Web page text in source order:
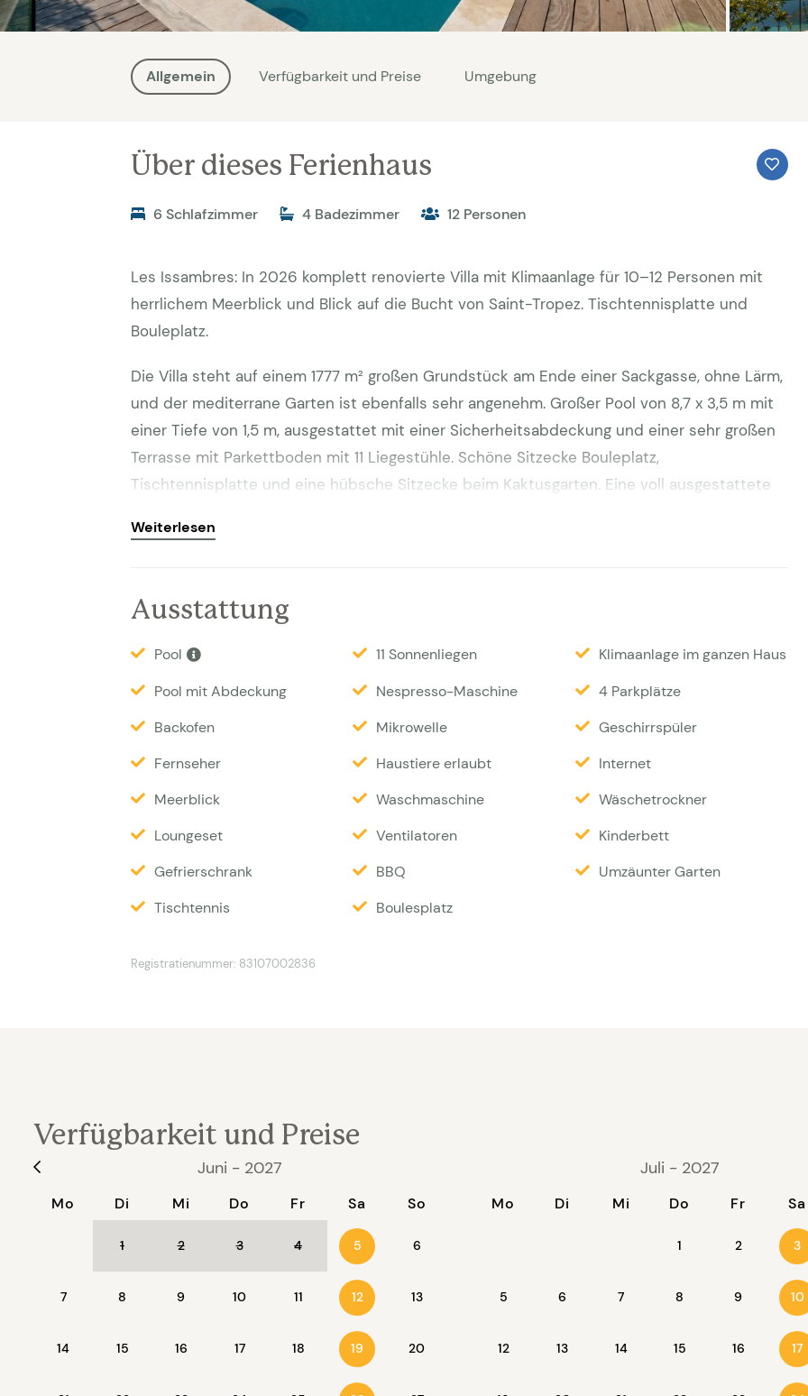
Allgemein Verfügbarkeit und Preise Umgebung
Über dieses Ferienhaus
6 Schlafzimmer 4 Badezimmer 12 Personen
Les Issambres: In 2026 komplett renovierte Villa mit Klimaanlage für 10–12 Personen mit
herrlichem Meerblick und Blick auf die Bucht von Saint-Tropez. Tischtennisplatte und
Bouleplatz.
Die Villa steht auf einem 1777 m² großen Grundstück am Ende einer Sackgasse, ohne Lärm,
und der mediterrane Garten ist ebenfalls sehr angenehm. Großer Pool von 8,7 x 3,5 m mit
einer Tiefe von 1,5 m, ausgestattet mit einer Sicherheitsabdeckung und einer sehr großen
Terrasse mit Parkettboden mit 11 Liegestühle. Schöne Sitzecke Bouleplatz,
Tischtennisplatte und eine hübsche Sitzecke beim Kaktusgarten. Eine voll ausgestattete
und Gasgrill. Es gibt Parkplätze für 4 Autos auf dem Grundstück.
Wunderschöner Meerblick vom Wohnzimmer aus. Die Küche ist mit allen notwendigen
Annehmlichkeiten ausgestattet. Das Haus verfügt über 6 Schlafzimmer: Schlafzimmer 1 mit
einem 180 cm breiten Bett mit eigenem Badezimmer, Schlafzimmer 2 und 3 mit einem 160
Schlafsaal bezeichnet, mit 4 Betten à 80 cm, Schlafzimmer 6 mit einem 140 cm breiten
Bett. Es gibt 3 weitere Badezimmer, die sich die anderen 5 Schlafzimmer teilen. Gesichert
mit Alarmanlage. Klimaanlage.
Besonderheiten
: Bettwäschepaket 30 Euro pro Person. Endreinigung: 270 Euro. Kleine
Haustiere sind auf Anfrage (80 Euro pro Woche). Kaution: 1000 Euro.
Weiterlesen
Ausstattung
Pool 11 Sonnenliegen
Klimaanlage im ganzen Haus
Pool mit Abdeckung
Nespresso-Maschine
4 Parkplätze
Backofen
Mikrowelle
Geschirrspüler
Fernseher
Haustiere erlaubt
Internet
Meerblick
Waschmaschine
Wäschetrockner
Loungeset
Ventilatoren
Kinderbett
Gefrierschrank
BBQ
Umzäunter Garten
Tischtennis
Boulesplatz
Registratienummer: 83107002836
Verfügbarkeit und Preise
Juni - 2027
Mo Di Mi Do Fr Sa So
1 2 3 4 5 6
7 8 9 10 11 12 13
14 15 16 17 18 19 20
Juli - 2027
Mo Di Mi Do Fr Sa
1 2 3
5 6 7 8 9 10
12 13 14 15 16 17